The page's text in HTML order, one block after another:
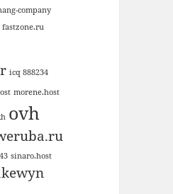
company
fastzone.ru
icq 888234
morene.host
ovh
sinaro.host